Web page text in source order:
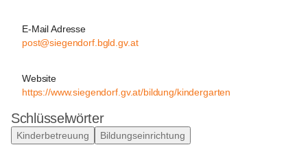
E-Mail Adresse
post@siegendorf.bgld.gv.at
Website
https://www.siegendorf.gv.at/bildung/kindergarten
Schlüsselwörter
Kinderbetreuung Bildungseinrichtung